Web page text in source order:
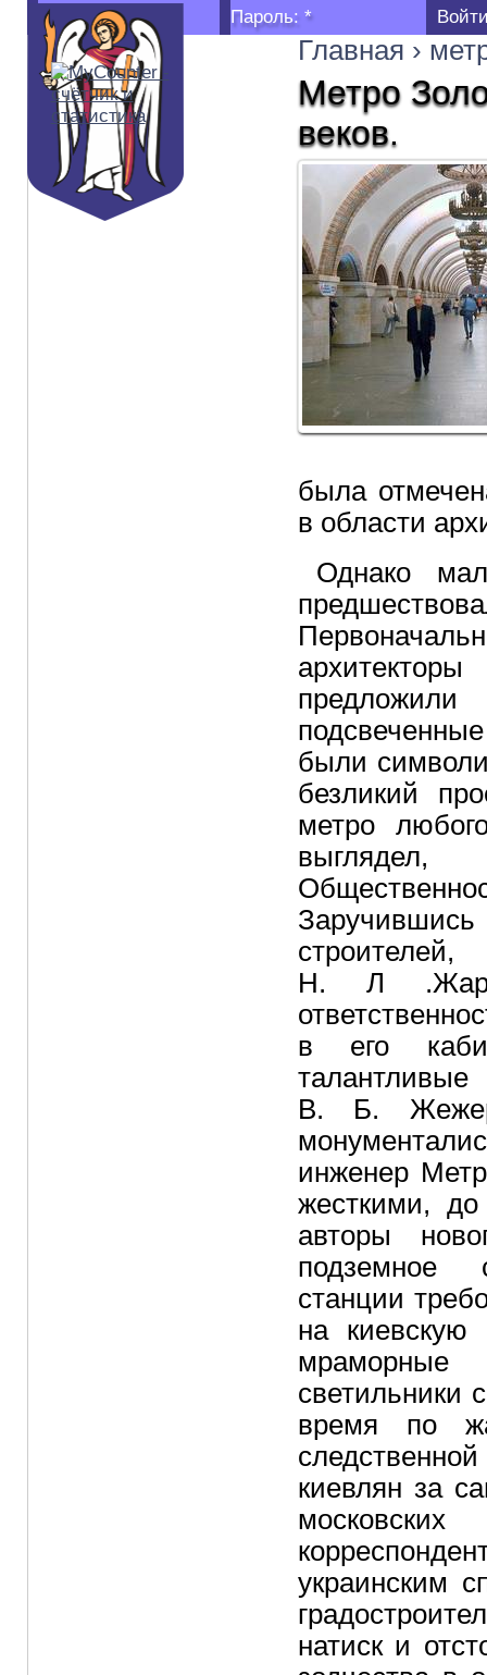
Логин:* Пароль: *
Главная ›
Метро
веков.
была
в области
Однако
были
безликий
метро
Н. Л
в его
В. Б.
инженер
жесткими, до
авторы
подземное
станции
на киевскую
мраморные
светильники
время по
киевлян за
украинским
натиск и